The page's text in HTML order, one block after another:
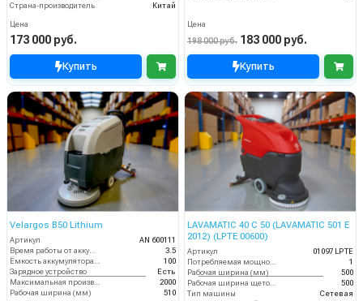
Страна-производитель
Китай
Цена
173 000 руб.
Купить
Цена
198 000 руб. 183 000 руб.
Купить
Velargos B50 Lithium
Артикул
AN 600111
Время работы от аккумуляторов (ч)
3.5
100
Зарядное устройство
Есть
2000
Рабочая ширина (мм)
510
LAVAMATIC 40 C 50 (LAVAMATIC 501 E
2012) (LPTE 00600)
Артикул
01097 LPTE
1
Рабочая ширина (мм)
500
500
Тип машины
Сетевая